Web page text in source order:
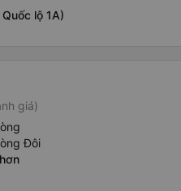
lộ 1A)
giá)
Đôi